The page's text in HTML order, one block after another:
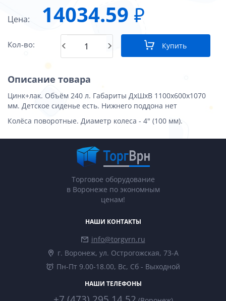
Цена: 14034.59 ₽
Кол-во: Купить
Описание товара
Цинк+лак. Объём 240 л. Габариты ДхШхВ 1100х600х1070
мм. Детское сиденье есть. Нижнего поддона нет
Колёса поворотные. Диаметр колеса - 4" (100 мм).
Торговое оборудование
в Воронеже по экономным
ценам!
НАШИ КОНТАКТЫ
info@torgvrn.ru
г. Воронеж, ул. Острогожская, 73-А
Пн-Пт 9.00-18.00, Вс, Сб - Выходной
НАШИ ТЕЛЕФОНЫ